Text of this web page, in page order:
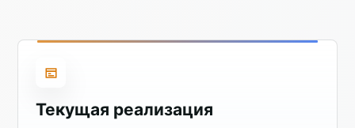
Текущая реализация